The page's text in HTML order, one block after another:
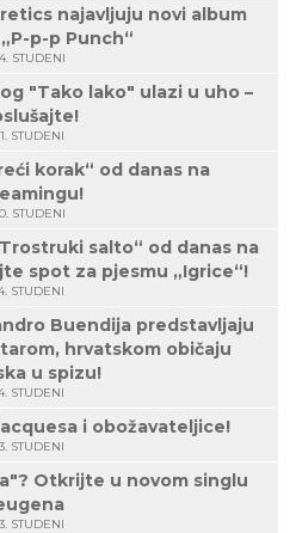
najavljuju novi album
p-p Punch“
STUDENI
"Tako lako" ulazi u uho –
STUDENI
korak“ od danas na
STUDENI
salto“ od danas na
spot za pjesmu „Igrice“!
STUDENI
Buendija predstavljaju
hrvatskom običaju
u spizu!
STUDENI
i obožavateljice!
STUDENI
Otkrijte u novom singlu
STUDENI